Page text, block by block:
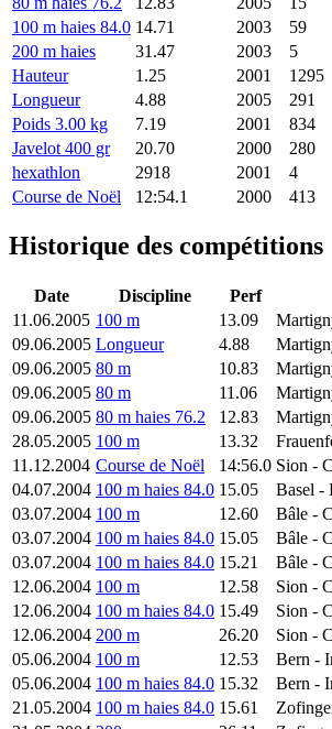
100 m haies 84.0 14.71 2003
59
200 m haies
31.47 2003
5
Hauteur
1.25 2001
1295
Longueur
4.88 2005
291
Poids 3.00 kg
7.19 2001
834
Javelot 400 gr
20.70 2000
280
hexathlon
2918 2001
4
Course de Noël
12:54.1 2000 413
Historique des compétitions
Date Discipline Perf
11.06.2005 100 m 13.09
09.06.2005 Longueur 4.88
09.06.2005 80 m 10.83
09.06.2005 80 m 11.06
09.06.2005 80 m haies 76.2 12.83
28.05.2005 100 m 13.32
11.12.2004 Course de Noël 14:56.0 Sion -
04.07.2004 100 m haies 84.0 15.05 Basel -
03.07.2004 100 m 12.60 Bâle -
03.07.2004 100 m haies 84.0 15.05 Bâle -
03.07.2004 100 m haies 84.0 15.21 Bâle -
12.06.2004 100 m 12.58 Sion -
12.06.2004 100 m haies 84.0 15.49 Sion -
12.06.2004 200 m 26.20 Sion -
05.06.2004 100 m 12.53 Bern -
05.06.2004 100 m haies 84.0 15.32 Bern -
21.05.2004 100 m haies 84.0 15.61